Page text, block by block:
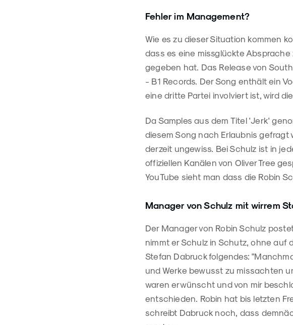
Fehler im Management?
Wie es zu dieser Situation kommen
dass es eine missglückte
gegeben hat. Das Release von
- B1 Records. Der Song enthält ein
eine dritte Partei involviert ist, wird
Da Samples aus dem Titel 'Jerk'
diesem Song nach Erlaubnis
derzeit ungewiss. Bei Schulz ist in
offiziellen Kanälen von Oliver Tree
YouTube sieht man dass die Robin
Manager von Schulz mit wirrem
Der Manager von Robin Schulz
nimmt er Schulz in Schutz, ohne
Stefan Dabruck folgendes: "
und Werke bewusst zu missachten
waren erwünscht und von mir
entschieden. Robin hat bis letzten
schreibt Dabruck noch, dass